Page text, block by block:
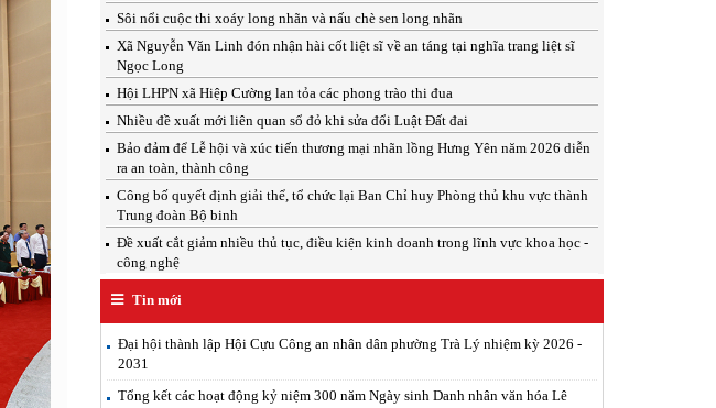
Sôi nổi cuộc thi xoáy long nhãn và nấu chè sen long nhãn
Xã Nguyễn Văn Linh đón nhận hài cốt liệt sĩ về an táng tại nghĩa trang liệt sĩ
Ngọc Long
Hội LHPN xã Hiệp Cường lan tỏa các phong trào thi đua
Nhiều đề xuất mới liên quan sổ đỏ khi sửa đổi Luật Đất đai
Bảo đảm để Lễ hội và xúc tiến thương mại nhãn lồng Hưng Yên năm 2026 diễn
ra an toàn, thành công
Công bố quyết định giải thể, tổ chức lại Ban Chỉ huy Phòng thủ khu vực thành
Trung đoàn Bộ binh
Đề xuất cắt giảm nhiều thủ tục, điều kiện kinh doanh trong lĩnh vực khoa học -
công nghệ
Tin mới
Đại hội thành lập Hội Cựu Công an nhân dân phường Trà Lý nhiệm kỳ 2026 -
2031
Tổng kết các hoạt động kỷ niệm 300 năm Ngày sinh Danh nhân văn hóa Lê